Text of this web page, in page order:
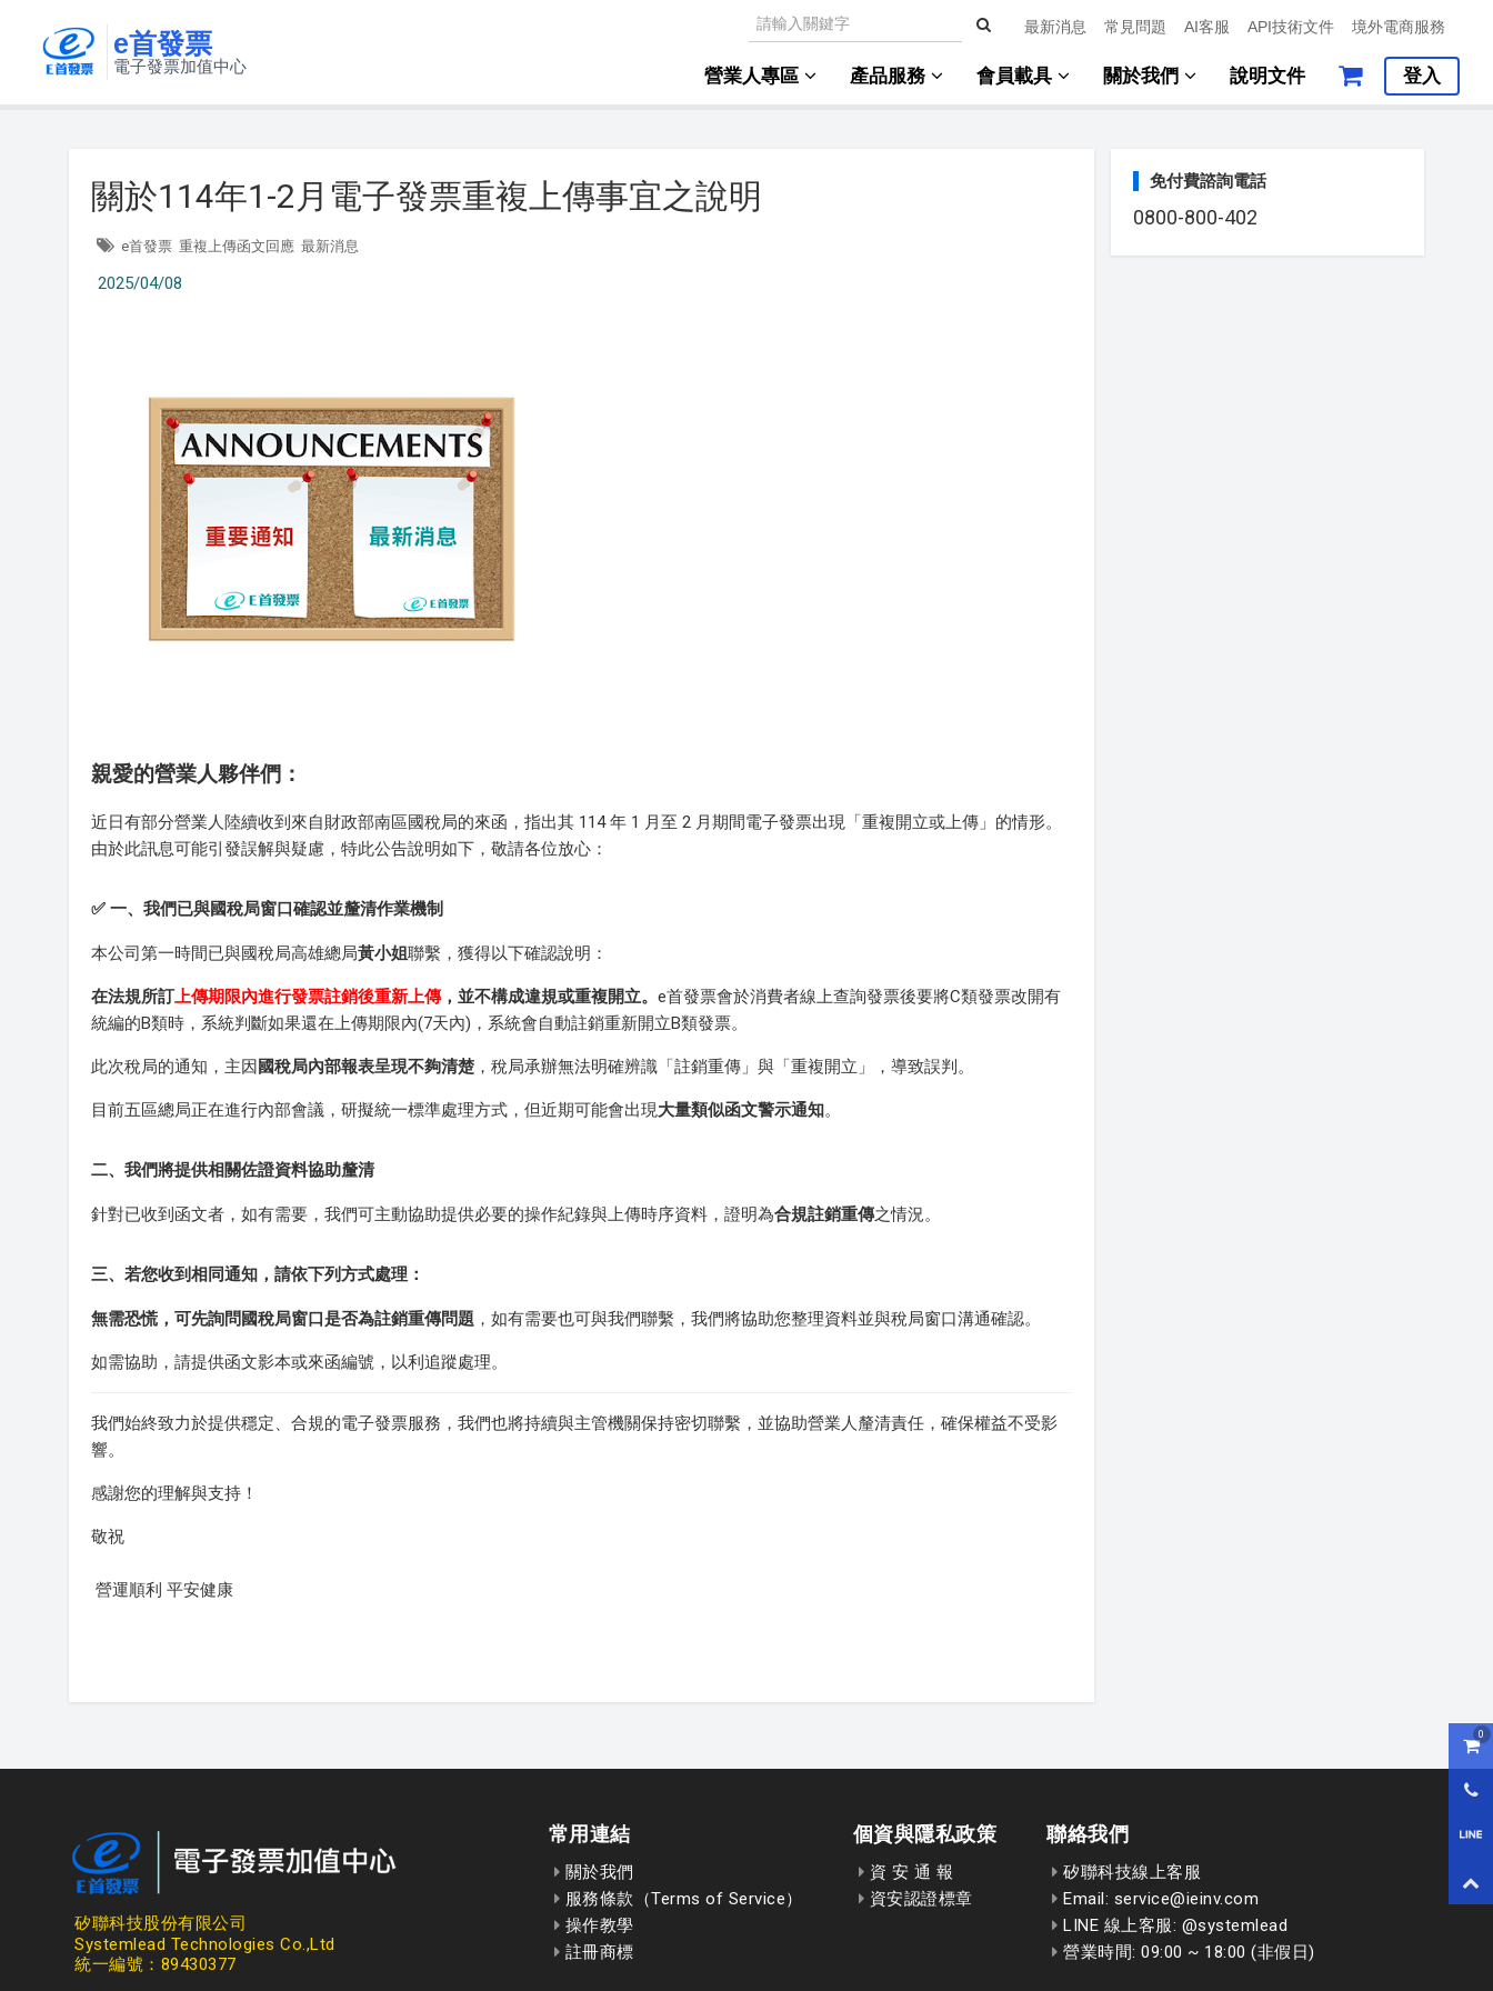
購
0
回
e首發票
電子發票加值中心
最新消息 常見問題 AI客服 API技術文件 境外電商服務
營業人專區 產品服務 會員載具 關於我們 說明文件 登入
關於114年1-2月電子發票重複上傳事宜之說明
e首發票 重複上傳函文回應 最新消息
2025/04/08
親愛的營業人夥伴們：
近日有部分營業人陸續收到來自財政部南區國稅局的來函，指出其 114 年 1 月至 2 月期間電子發票出現「重複開立或上傳」的情形。
由於此訊息可能引發誤解與疑慮，特此公告說明如下，敬請各位放心：
✅ 一、我們已與國稅局窗口確認並釐清作業機制
本公司第一時間已與國稅局高雄總局黃小姐聯繫，獲得以下確認說明：
在法規所訂上傳期限內進行發票註銷後重新上傳，並不構成違規或重複開立。 e首發票會於消費者線上查詢發票後要將C類發票改開有
統編的B類時，系統判斷如果還在上傳期限內(7天內)，系統會自動註銷重新開立B類發票。
此次稅局的通知，主因國稅局內部報表呈現不夠清楚 ，稅局承辦無法明確辨識「註銷重傳」與「重複開立」，導致誤判。
目前五區總局正在進行內部會議，研擬統一標準處理方式，但近期可能會出現大量類似函文警示通知。
二、我們將提供相關佐證資料協助釐清
針對已收到函文者，如有需要，我們可主動協助提供必要的操作紀錄與上傳時序資料，證明為合規註銷重傳之情況。
三、若您收到相同通知，請依下列方式處理：
無需恐慌，可先詢問國稅局窗口是否為註銷重傳問題 ，如有需要也可與我們聯繫，我們將協助您整理資料並與稅局窗口溝通確認。
如需協助，請提供函文影本或來函編號，以利追蹤處理。
我們始終致力於提供穩定、合規的電子發票服務，我們也將持續與主管機關保持密切聯繫，並協助營業人釐清責任，確保權益不受影
響。
感謝您的理解與支持！
敬祝
營運順利 平安健康
免付費諮詢電話
0800-800-402
矽聯科技股份有限公司
Systemlead Technologies Co.,Ltd
統一編號：89430377
常用連結
關於我們
服務條款（Terms of Service）
操作教學
註冊商標
個資與隱私政策
資 安 通 報
資安認證標章
聯絡我們
矽聯科技線上客服
Email: service@ieinv.com
LINE 線上客服: @systemlead
營業時間: 09:00 ~ 18:00 (非假日)